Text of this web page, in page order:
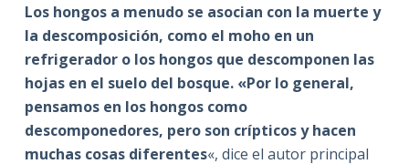
Los hongos a menudo se asocian con la muerte y
la descomposición, como el moho en un
refrigerador o los hongos que descomponen las
hojas en el suelo del bosque. «Por lo general,
pensamos en los hongos como
descomponedores, pero son crípticos y hacen
muchas cosas diferentes«, dice el autor principal